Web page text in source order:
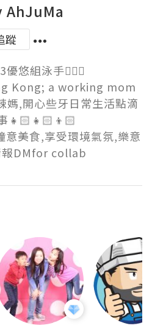
AhJuMa
蹤
悠組泳手🏊🏻‍♀️
Kong; a working mom
,開心些牙日常生活點滴
👧🏻👧🏻👦🏻
美食,享受環境氣氛,樂意
報DMfor collab